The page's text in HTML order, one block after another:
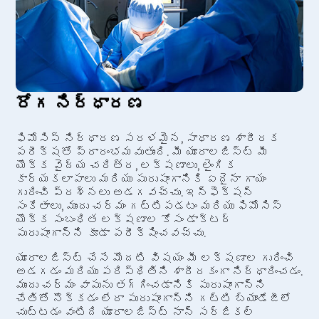
రోగ నిర్ధారణ
ఫిమోసిస్ నిర్ధారణ సరళమైన, సాధారణ శారీరక
పరీక్షతో ప్రారంభమవుతుంది. మీ యూరాలజిస్ట్ మీ
యొక్క వైద్య చరిత్ర, లక్షణాలు, లైంగిక
కార్యకలాపాలు మరియు పురుషాంగానికి ఏదైనా గాయం
గురించి ప్రశ్నలు అడగవచ్చు. ఇన్ఫెక్షన్
సంకేతాలు, ముందు చర్మం గట్టిపడటం మరియు ఫిమోసిస్
యొక్క సంబంధిత లక్షణాల కోసం డాక్టర్
పురుషాంగాన్ని కూడా పరీక్షించవచ్చు.
యూరాలజిస్ట్ చేసే మొదటి విషయం మీ లక్షణాల గురించి
అడగడం మరియు పరిస్థితిని శారీరకంగా నిర్ధారించడం.
ముందు చర్మం వాపును తగ్గించడానికి పురుషాంగాన్ని
చేతితో నొక్కడం లేదా పురుషాంగాన్ని గట్టి బ్యాండేజీలో
చుట్టడం వంటిది యూరాలజిస్ట్ నాన్ సర్జికల్